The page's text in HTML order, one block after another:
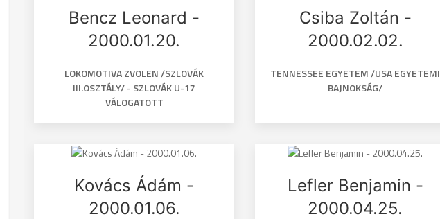
Bencz Leonard -
2000.01.20.
LOKOMOTIVA ZVOLEN /SZLOVÁK
III.OSZTÁLY/ - SZLOVÁK U-17
VÁLOGATOTT
Csiba Zoltán -
2000.02.02.
TENNESSEE EGYETEM /USA EGYETEMI
BAJNOKSÁG/
Kovács Ádám -
2000.01.06.
Lefler Benjamin -
2000.04.25.